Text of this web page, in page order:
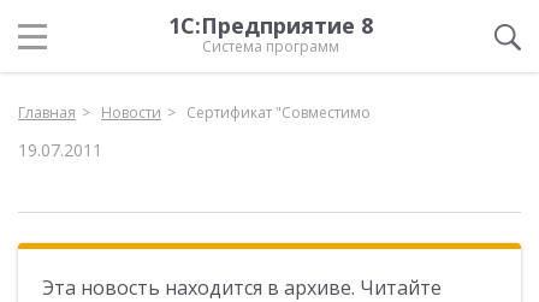
1С:Предприятие 8
Система программ
Главная Новости Сертификат "Совместимо
19.07.2011
Эта новость находится в архиве. Читайте